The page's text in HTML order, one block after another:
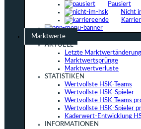
Pausiert
Nicht
Marktwerte
AKTUELL
Letzte
Marktwertsprünge
Marktwertverluste
STATISTIKEN
Wertvollste HSK-Teams
Wertvollste HSK-Spieler
Wertvollste HSK-Teams
Wertvollste HSK-Spieler
Kaderwert-Entwicklung
INFORMATIONEN